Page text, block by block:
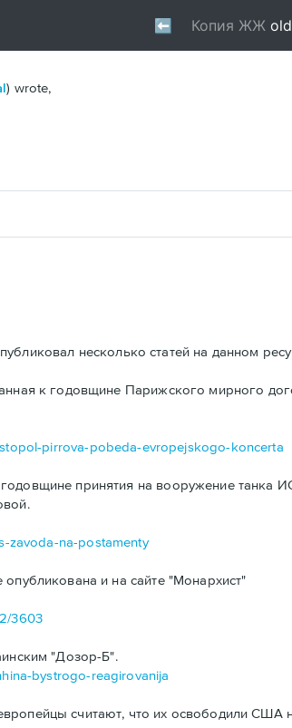
) wrote,
несколько статей на данном
к годовщине Парижского мирного
pirrova-pobeda-evropejskogo-koncerta
принятия на вооружение танка
zavoda-na-postamenty
и на сайте "Монархист"
3603
"Дозор-Б".
bystrogo-reagirovanija
считают, что их освободили США